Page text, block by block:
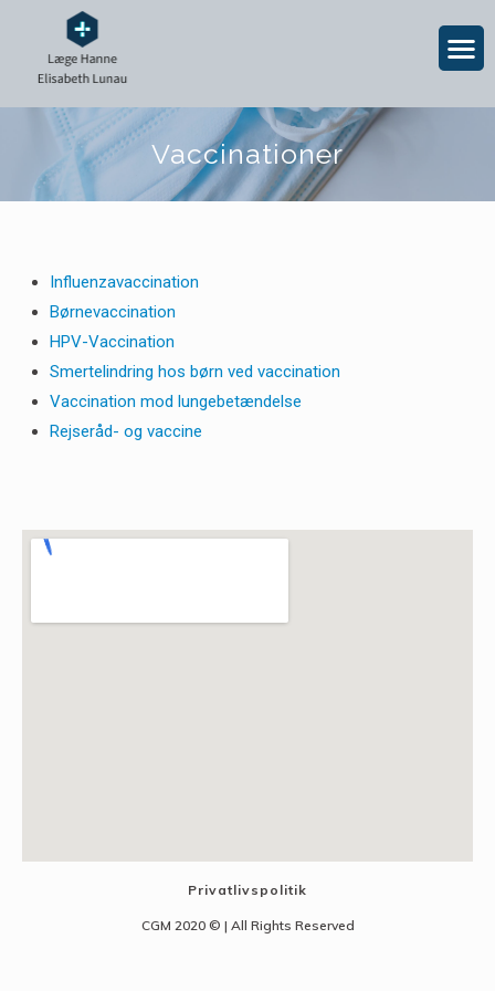
Vaccinationer
Influenzavaccination
Børnevaccination
HPV-Vaccination
Smertelindring hos børn ved vaccination
Vaccination mod lungebetændelse
Rejseråd- og vaccine
Privatlivspolitik
CGM 2020 ©​ | All Rights Reserved